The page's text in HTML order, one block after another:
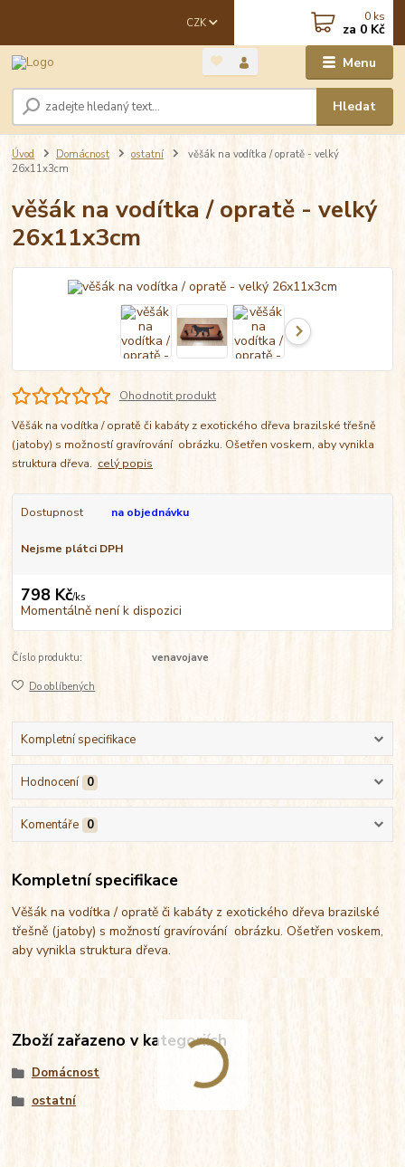
Menu
CZK
Hledat
0 ks
za 0 Kč
Úvod Domácnost ostatní
věšák na vodítka / opratě - velký
26x11x3cm
věšák na vodítka / opratě - velký
26x11x3cm
Ohodnotit produkt
Věšák na vodítka / opratě či kabáty z exotického dřeva brazilské třešně
(jatoby) s možností gravírování obrázku. Ošetřen voskem, aby vynikla
struktura dřeva. celý popis
Dostupnost na objednávku
Nejsme plátci DPH
798 Kč/ks
Momentálně není k dispozici
Číslo produktu: venavojave
Do oblíbených
Kompletní specifikace
Hodnocení 0
Komentáře 0
Kompletní specifikace
Věšák na vodítka / opratě či kabáty z exotického dřeva brazilské
třešně (jatoby) s možností gravírování obrázku. Ošetřen voskem,
aby vynikla struktura dřeva.
Zboží zařazeno v kategoriích
Domácnost
ostatní